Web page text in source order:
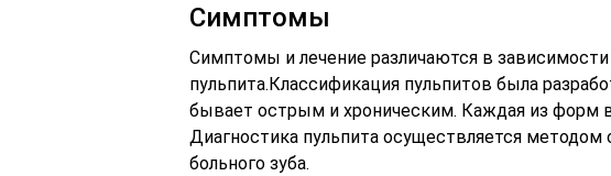
Симптомы
Симптомы и лечение различаются в
пульпита.Классификация пульпитов была
бывает острым и хроническим. Каждая из форм
Диагностика пульпита осуществляется методом
больного зуба.